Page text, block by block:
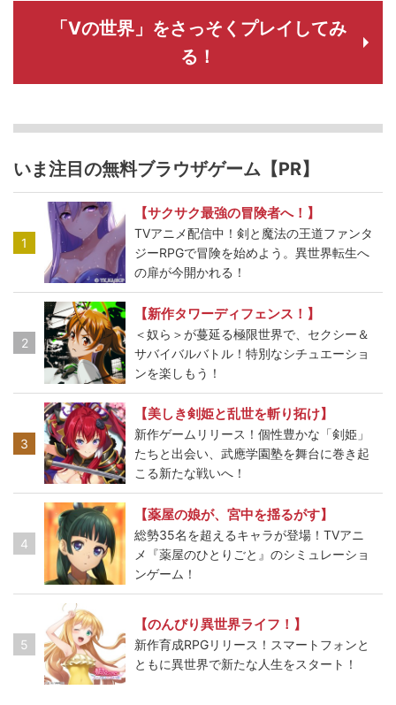
「Vの世界」をさっそくプレイしてみ
る！
いま注目の無料ブラウザゲーム【PR】
1
【サクサク最強の冒険者へ！】
TVアニメ配信中！剣と魔法の王道ファンタ
ジーRPGで冒険を始めよう。異世界転生へ
の扉が今開かれる！
2
【新作タワーディフェンス！】
＜奴ら＞が蔓延る極限世界で、セクシー＆
サバイバルバトル！特別なシチュエーショ
ンを楽しもう！
3
【美しき剣姫と乱世を斬り拓け】
新作ゲームリリース！個性豊かな「剣姫」
たちと出会い、武應学園塾を舞台に巻き起
こる新たな戦いへ！
4
【薬屋の娘が、宮中を揺るがす】
総勢35名を超えるキャラが登場！TVアニ
メ『薬屋のひとりごと』のシミュレーショ
ンゲーム！
5
【のんびり異世界ライフ！】
新作育成RPGリリース！スマートフォンと
ともに異世界で新たな人生をスタート！